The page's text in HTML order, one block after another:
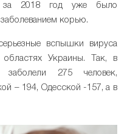
2018 год уже было
корью.
вспышки вируса
Украины. Так, в
заболели 275 человек,
– 194, Одесской -157, а в